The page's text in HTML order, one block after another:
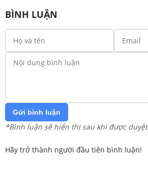
BÌNH LUẬN
Gửi bình luận
*Bình luận sẽ hiển thị sau khi được duyệt
Hãy trở thành người đầu tiên bình luận!